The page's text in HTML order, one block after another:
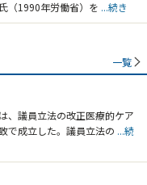
（1990年労働省）を ...続き
一覧
、議員立法の改正医療的ケア
で成立した。議員立法の ...続